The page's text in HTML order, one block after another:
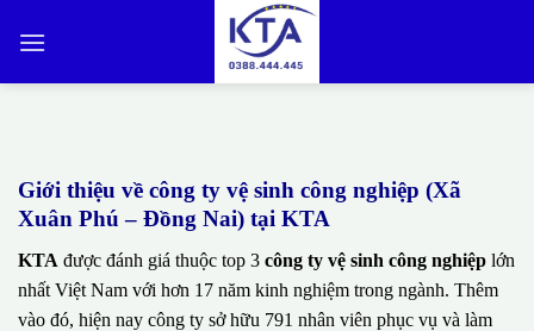
qua
Giới thiệu về công ty vệ sinh công nghiệp (Xã
Xuân Phú – Đồng Nai) tại KTA
KTA được đánh giá thuộc top 3 công ty vệ sinh công nghiệp lớn
nhất Việt Nam với hơn 17 năm kinh nghiệm trong ngành. Thêm
vào đó, hiện nay công ty sở hữu 791 nhân viên phục vụ và làm